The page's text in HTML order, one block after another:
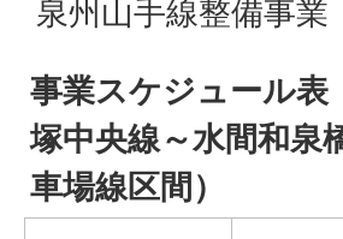
泉州山手線整備事業
事業スケジュール表
塚中央線～水間和泉
車場線区間）